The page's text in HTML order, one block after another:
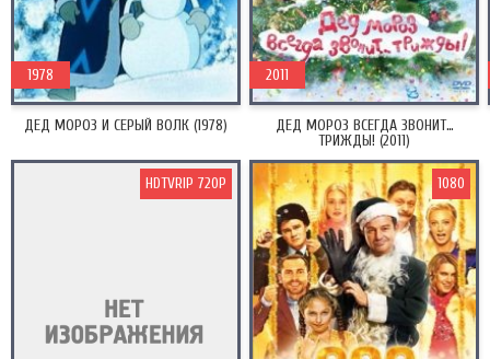
ДЕД МОРОЗ И СЕРЫЙ ВОЛК (1978)
1978
ДЕД МОРОЗ ВСЕГДА ЗВОНИТ…
ТРИЖДЫ! (2011)
2011
HDTVRIP 720P 1080